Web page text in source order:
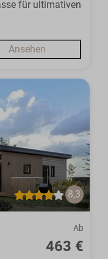
für ultimativen
Ansehen
8,3
Ab
463 €